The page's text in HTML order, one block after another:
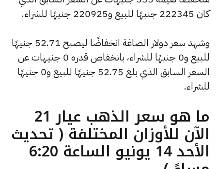
كان 222345 جنيهًا للبيع و220925 جنيهًا للشراء.
وشهد سعر دولار الصاغة انخفاضًا ليصبح 52.71 جنيهًا
للبيع و0 جنيهًا للشراء، بانخفاض قدره 0 جنيهات عن
السعر السابق الذي بلغ 52.75 جنيهًا للبيع و0 جنيهًا
للشراء.
ما هو سعر الذهب عيار 21
الآن للأوزان المختلفة ( تحديث
الأحد 14 يونيو الساعة 6:20